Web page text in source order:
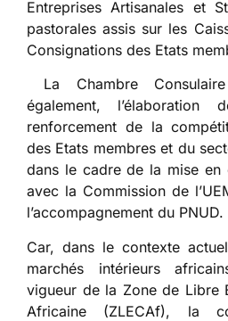
Entreprises Artisanales et
pastorales assis sur les
Consignations des Etats
La Chambre
également,
renforcement de la
des Etats membres et du
dans le cadre de la mise
avec la Commission de
l’accompagnement du PNUD.
Car, dans le contexte
marchés intérieurs
vigueur de la Zone de Libre
Africaine (ZLECAf), la